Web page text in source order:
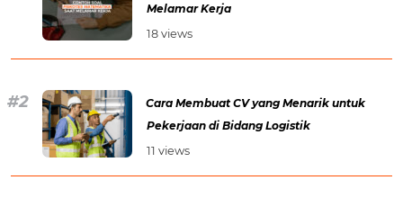
Melamar Kerja
18 views
Cara Membuat CV yang Menarik untuk
Pekerjaan di Bidang Logistik
11 views